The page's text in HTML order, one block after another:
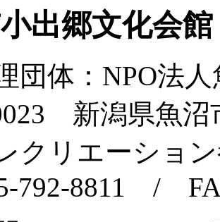
出郷文化会館
団体：NPO法
新潟県魚沼
クリエーショ
792-8811 /